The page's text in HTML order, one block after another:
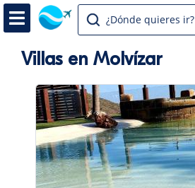
¿Dónde quieres ir?
Villas en Molvízar